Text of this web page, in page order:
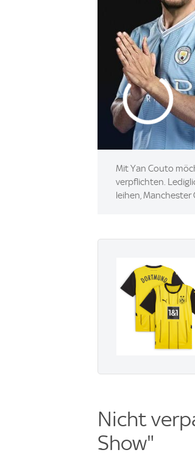
Mit Yan Couto
verpflichten.
leihen, Manchester
Nicht
Show"